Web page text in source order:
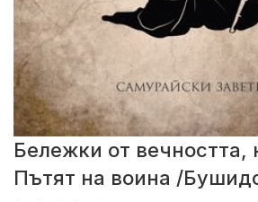
Бележки от вечността,
Пътят на воина /